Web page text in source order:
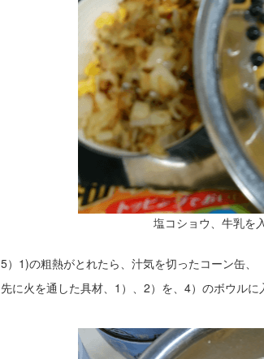
塩コショウ、牛乳を
5）1)の粗熱がとれたら、汁気を切ったコーン缶、
先に火を通した具材、1）、2）を、4）のボウルに